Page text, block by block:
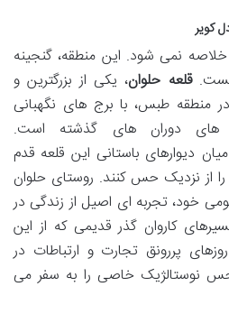
کویر
نمی شود. این منطقه، گنجینه
هست.قلعه حلوان، یکی از بزرگترین و
منطقه طبس، با برج های نگهبانی
های دوران های گذشته است.
دیوارهای باستانی این قلعه قدم
از نزدیک حس کنند. روستای حلوان
خود، تجربه ای اصیل از زندگی در
کاروان گذر قدیمی که از این
پررونق تجارت و ارتباطات در
نوستالژیک خاصی را به سفر می